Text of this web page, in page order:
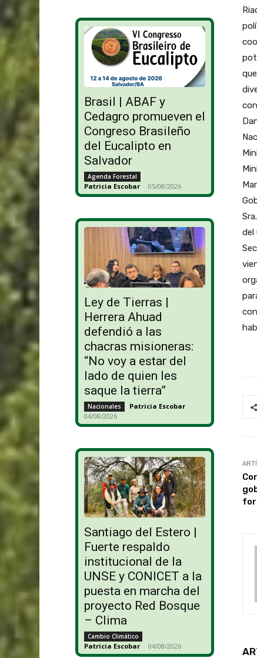
Brasil | ABAF y
Cedagro promueven el
Congreso Brasileño
del Eucalipto en
Salvador
Agenda Forestal
Patricia Escobar - 05/08/2026
Ley de Tierras |
Herrera Ahuad
defendió a las
chacras misioneras:
“No voy a estar del
lado de quien les
saque la tierra”
Nacionales Patricia Escobar -
04/08/2026
Santiago del Estero |
Fuerte respaldo
institucional de la
UNSE y CONICET a la
puesta en marcha del
proyecto Red Bosque
– Clima
Cambio Climático
Patricia Escobar - 04/08/2026
del